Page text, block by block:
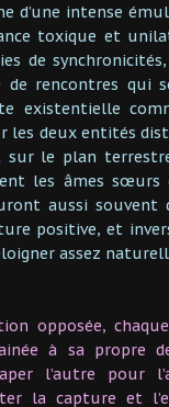
d’une intense
toxique et
de synchronicités,
de rencontres qui
existentielle
les deux entités
le plan
les âmes
aussi souvent
positive, et
assez
opposée,
à sa propre
l’autre pour
la capture et